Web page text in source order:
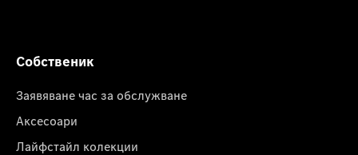
Собственик
Заявяване час за обслужване
Аксесоари
Лайфстайл колекции